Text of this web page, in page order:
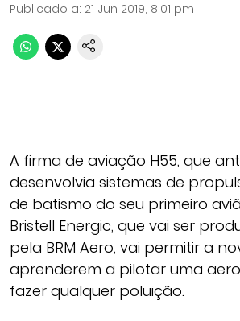
Publicado a: 21 Jun 2019, 8:01 pm
A firma de aviação H55, que
desenvolvia sistemas de
de batismo do seu primeiro
Bristell Energic, que vai ser
pela BRM Aero, vai permitir a
aprenderem a pilotar uma
fazer qualquer poluição.